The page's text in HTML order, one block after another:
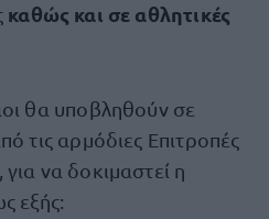
καθώς και σε αθλητικές
θα υποβληθούν σε
τις αρμόδιες Επιτροπές
να δοκιμαστεί η
εξής: